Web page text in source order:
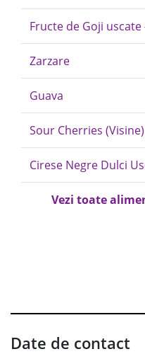
Fructe de Goji uscate
Zarzare
Guava
Sour Cherries
Cirese Negre Dulci
Vezi toate
Date de contact